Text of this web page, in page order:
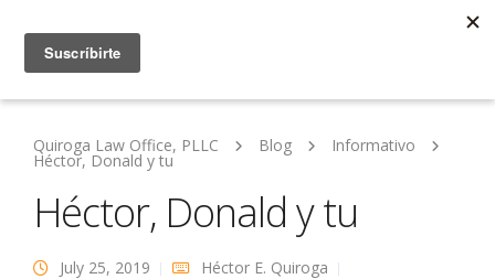
Quiroga Law Office, PLLC Blog Informativo
Héctor, Donald y tu
Héctor, Donald y tu
July 25, 2019
Héctor E. Quiroga